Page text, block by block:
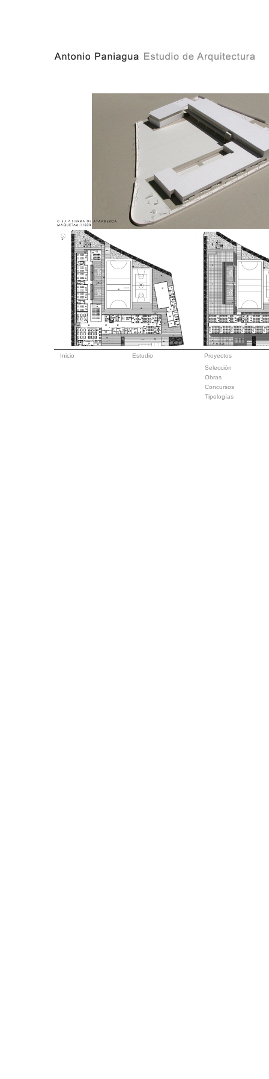
Inicio Estudio
Proyectos
Selección
Obras
Concursos
Tipologías